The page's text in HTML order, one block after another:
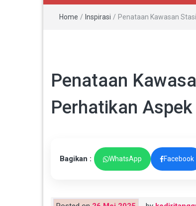
Home / Inspirasi / Penataan Kawasan
Penataan
Perhatikan
Bagikan : WhatsApp Facebook